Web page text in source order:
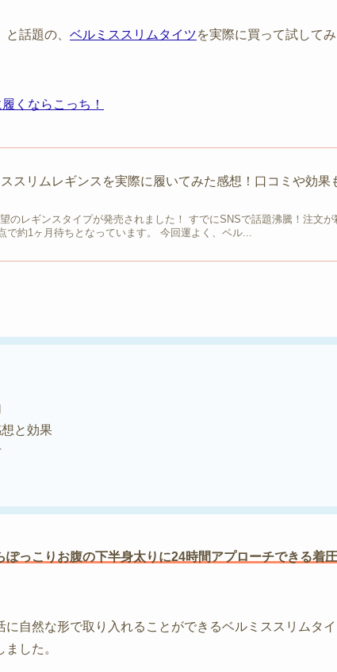
話題の、 ベルミススリムタイツを実際に買って試してみ
くならこっち！
ススリムレギンスを実際に履いてみた感想！口コミや効果
のレギンスタイプが発売されました！ すでにSNSで話題沸騰！注文が
で約1ヶ月待ちとなっています。 今回運よく、ベル...
と効果
ぽっこりお腹の下半身太りに24時間アプローチできる着
自然な形で取り入れることができるベルミススリムタ
した。